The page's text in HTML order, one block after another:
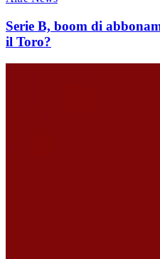
Serie B, boom di
il Toro?